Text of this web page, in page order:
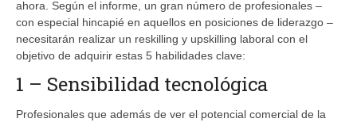
ahora. Según el informe, un gran número de profesionales –
con especial hincapié en aquellos en posiciones de liderazgo –
necesitarán realizar un reskilling y upskilling laboral con el
objetivo de adquirir estas 5 habilidades clave:
1 – Sensibilidad tecnológica
Profesionales que además de ver el potencial comercial de la